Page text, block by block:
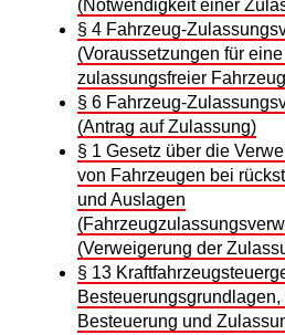
(Notwendigkeit einer
§ 4 Fahrzeug-
(Voraussetzungen für
zulassungsfreier
§ 6 Fahrzeug-
(Antrag auf Zulassung)
§ 1 Gesetz über die
von Fahrzeugen bei
und Auslagen
(Verweigerung der
§ 13
Besteuerung und